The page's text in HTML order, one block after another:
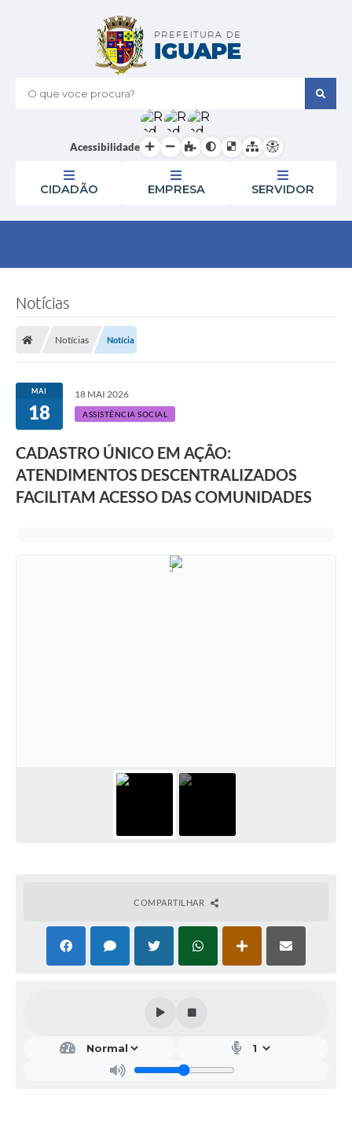
O que voce procura?
Acessibilidade
CIDADÃO EMPRESA SERVIDOR
Notícias
Notícias Notícia
MAI
18
18 MAI 2026
ASSISTÊNCIA SOCIAL
CADASTRO ÚNICO EM AÇÃO:
ATENDIMENTOS DESCENTRALIZADOS
FACILITAM ACESSO DAS COMUNIDADES
COMPARTILHAR